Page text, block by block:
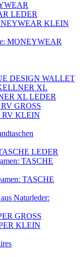
LEDER
KLEIN
MONEYWEAR
DESIGN WALLET
XL
XL LEDER
GROSS
RV KLEIN
LEDER
TASCHE
TASCHE
Naturleder:
GROSS
KLEIN